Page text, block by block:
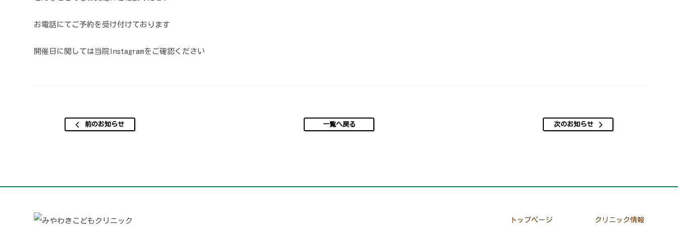
お電話にてご予約を受け付けております
開催日に関しては当院Instagramをご確認ください
前のお知らせ 一覧へ戻る 次のお知らせ
トップページ クリニック情報